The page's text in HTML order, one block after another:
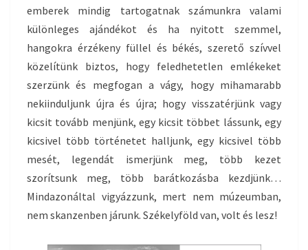
emberek mindig tartogatnak számunkra valami
különleges ajándékot és ha nyitott szemmel,
hangokra érzékeny füllel és békés, szerető szívvel
közelítünk biztos, hogy feledhetetlen emlékeket
szerzünk és megfogan a vágy, hogy mihamarabb
nekiinduljunk újra és újra; hogy visszatérjünk vagy
kicsit tovább menjünk, egy kicsit többet lássunk, egy
kicsivel több történetet halljunk, egy kicsivel több
mesét, legendát ismerjünk meg, több kezet
szorítsunk meg, több barátkozásba kezdjünk…
Mindazonáltal vigyázzunk, mert nem múzeumban,
nem skanzenben járunk. Székelyföld van, volt és lesz!